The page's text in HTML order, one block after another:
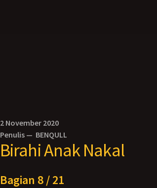
2 November 2020
Penulis — BENQULL
Birahi Anak Nakal
Bagian 8 / 21